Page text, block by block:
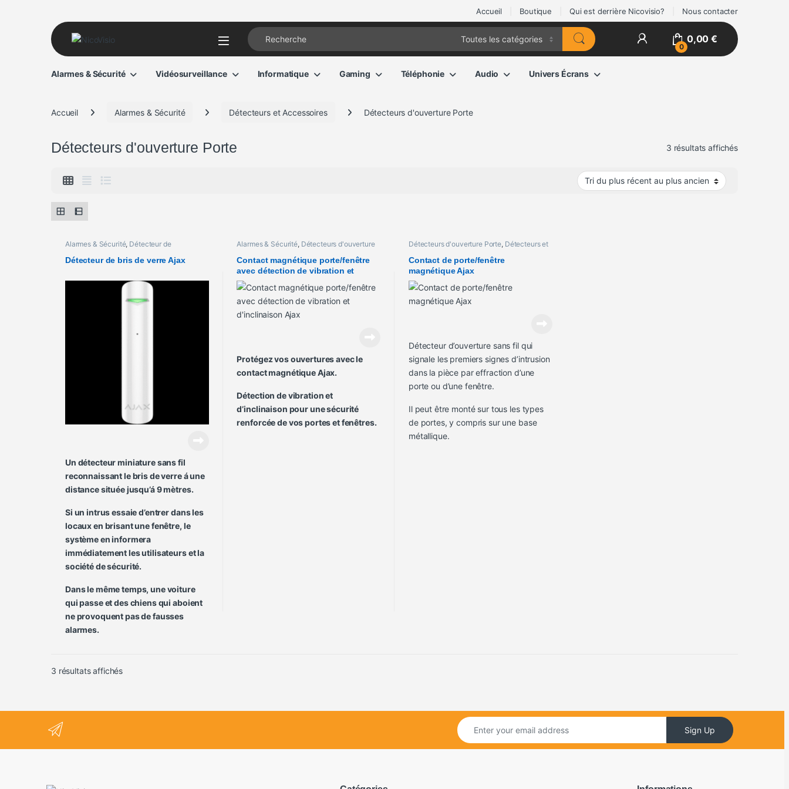
Accueil Boutique Qui est derrière Nicovisio? Nous contacter
Search for:
0
0,00€
Alarmes & Sécurité Vidéosurveillance Informatique Gaming Téléphonie Audio Univers Écrans
Accueil Alarmes & Sécurité Détecteurs et Accessoires Détecteurs d'ouverture Porte
Détecteurs d'ouverture Porte 3 résultats affichésTrié du plus
Alarmes & Sécurité, Détecteur de
Détecteurs d'ouverture Porte
Détecteurs et Accessoires
Détecteur de bris de verre Ajax
Un détecteur miniature sans fil
reconnaissant le bris de verre á une
distance située jusqu’á 9 mètres.
Si un intrus essaie d’entrer dans les
locaux en brisant une fenêtre, le
système en informera
immédiatement les utilisateurs et la
société de sécurité.
Dans le même temps, une voiture
qui passe et des chiens qui aboient
ne provoquent pas de fausses
alarmes.
Alarmes & Sécurité, Détecteurs d'ouverture
Contact magnétique porte/fenêtre
avec détection de vibration et
d’inclinaison Ajax
Protégez vos ouvertures avec le
contact magnétique Ajax.
Détection de vibration et
d’inclinaison pour une sécurité
renforcée de vos portes et fenêtres.
Détecteurs d'ouverture Porte, Détecteurs et
Contact de porte/fenêtre
magnétique Ajax
Détecteur d’ouverture sans fil qui
signale les premiers signes d’intrusion
dans la pièce par effraction d’une
porte ou d’une fenêtre.
Il peut être monté sur tous les types
de portes, y compris sur une base
métallique.
3 résultats affichésTrié du plus récent au plus ancien
Sign Up